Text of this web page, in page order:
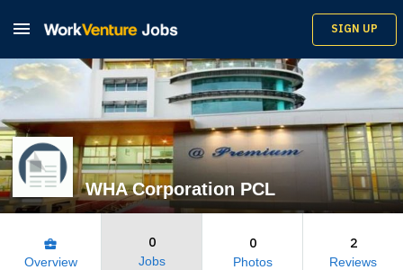
 SIGN UP
WHA Corporation PCL
business_center
Overview
0
Jobs
0
Photos
2
Reviews